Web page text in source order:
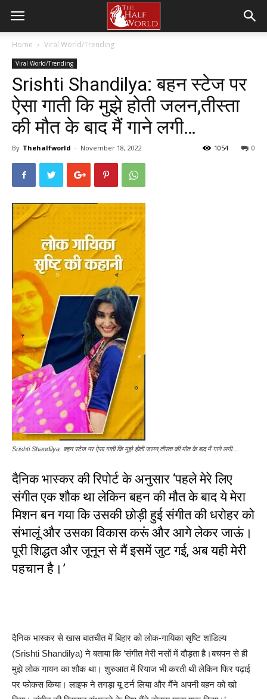
Home Viral World/Trending
Viral World/Trending
Srishti Shandilya: बहन स्टेज पर
ऐसा गाती कि मुझे होती जलन,तीस्ता
की मौत के बाद मैं गाने लगी…
By Thehalfworld - November 18, 2022 0
1054
Srishti Shandilya: बहन स्टेज पर ऐसा गाती कि मुझे होती जलन,तीस्ता की मौत के बाद मैं गाने लगी…
दैनिक भास्कर की रिपोर्ट के अनुसार ‘पहले मेरे लिए
संगीत एक शौक था लेकिन बहन की मौत के बाद ये मेरा
मिशन बन गया कि उसकी छोड़ी हुई संगीत की धरोहर को
संभालूं और उसका विकास करूं और आगे लेकर जाऊं।
पूरी शिद्धत और जूनून से मैं इसमें जुट गई, अब यही मेरी
पहचान है।’
दैनिक भास्कर से खास बातचीत में बिहार को लोक-गायिका सृष्टि शांडिल्य
(Srishti Shandilya) ने बताया कि ‘संगीत मेरी नसों में दौड़ता है।बचपन से ही
मुझे लोक गायन का शौक था। शुरुआत में रियाज भी करती थी लेकिन फिर पढ़ाई
पर फोकस किया। लाइफ ने तगड़ा यू टर्न लिया और मैंने अपनी बहन को खो